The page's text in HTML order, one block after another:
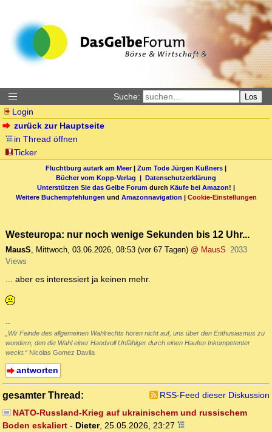
Suche: Los
Login
zurück zur Hauptseite
in Thread öffnen
Ticker
Fluchtburg autark am Meer| Zum Tode Jürgen Küßners |
Bücher vom Kopp-Verlag | Datenschutzerklärung
Unterstützen Sie das Gelbe Forum durch Käufe bei Amazon! |
Weitere Buchempfehlungen und Amazonnavigation | Cookie-Einstellungen
Westeuropa: nur noch wenige Sekunden bis 12 Uhr...
MausS, Mittwoch, 03.06.2026, 08:53 (vor 67 Tagen) @ MausS 2033
Views
... aber es interessiert ja keinen mehr.
--
„Wir Feinde des allgemeinen Wahlrechts hören nicht auf, uns über den Enthusiasmus zu
wundern, den die Wahl einer Handvoll Unfähiger durch einen Haufen Inkompetenter
weckt.“ Nicolas Gomez Davila
antworten
gesamter Thread:
RSS-Feed dieser Diskussion
NATO-Russland-Krieg auf ukrainischem und russischem
Boden eskaliert - Dieter, 25.05.2026, 23:27